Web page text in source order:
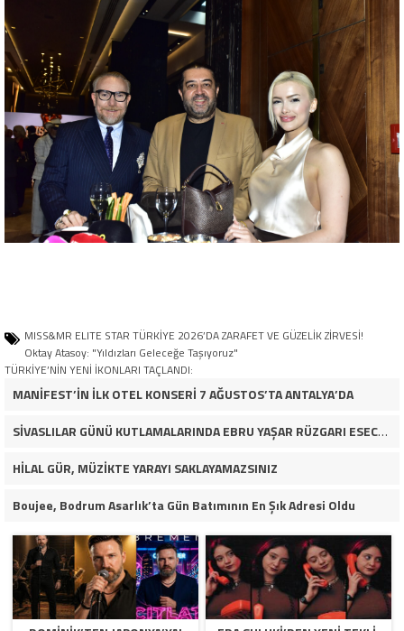
MISS&MR ELITE STAR TÜRKİYE 2026’DA ZARAFET VE GÜZELİK ZİRVESİ!
Oktay Atasoy: "Yıldızları Geleceğe Taşıyoruz"
TÜRKİYE’NİN YENİ İKONLARI TAÇLANDI:
MANİFEST’İN İLK OTEL KONSERİ 7 AĞUSTOS’TA ANTALYA’DA
SİVASLILAR GÜNÜ KUTLAMALARINDA EBRU YAŞAR RÜZGARI ESECEK!
HİLAL GÜR, MÜZİKTE YARAYI SAKLAYAMAZSINIZ
Boujee, Bodrum Asarlık’ta Gün Batımının En Şık Adresi Oldu